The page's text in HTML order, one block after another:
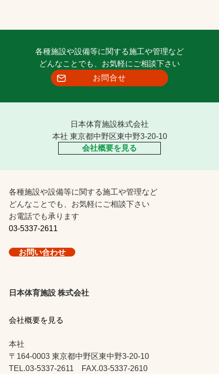
各種施設や設備等に関する施工や管理など
どんなことでも、お気軽にご相談下さい
お問合せ
日本体育施設株式会社
本社 東京都中野区東中野3-20-10
会社概要を見る
各種施設や設備等に関する施工や管理など
どんなことでも、お気軽にご相談下さい
お電話でも承ります
03-5337-2611
お問い合わせ
日本体育施設 株式会社
会社概要を見る
本社
〒164-0003 東京都中野区東中野3-20-10
TEL.03-5337-2611 FAX.03-5337-2610